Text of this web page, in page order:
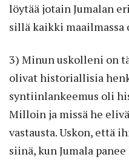
löytää jotain Jumalan
sillä kaikki maailmassa
3) Minun uskolleni on
olivat historiallisia
syntiinlankeemus oli
Milloin ja missä he
vastausta. Uskon, että
siinä, kun Jumala